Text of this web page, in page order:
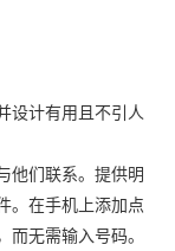
设计有用且不引人
他们联系。提供明
。在手机上添加点
无需输入号码。